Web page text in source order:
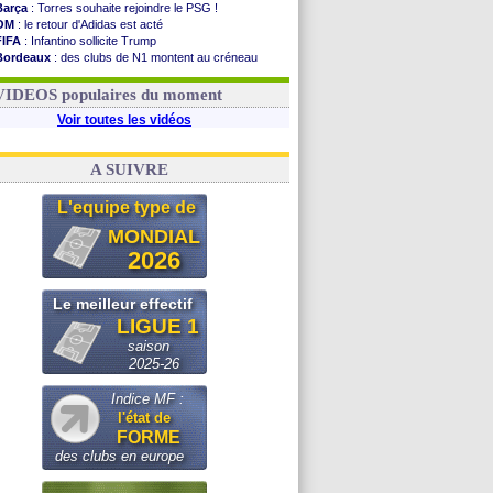
: Torres souhaite rejoindre le PSG !
: le retour d'Adidas est acté
: Infantino sollicite Trump
: des clubs de N1 montent au créneau
: le démenti de Leipzig pour Diomandé
populaires du moment
Voir toutes les vidéos
A SUIVRE
L'equipe type de
MONDIAL
2026
Le meilleur effectif
LIGUE 1
saison
2025-26
Indice MF :
l'état de
FORME
des clubs en europe